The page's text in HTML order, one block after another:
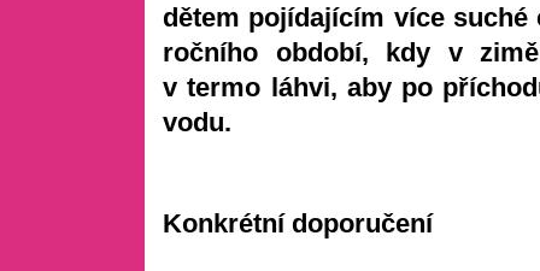
dětem pojídajícím více suché
ročního období, kdy v
v termo láhvi, aby po
vodu.
Konkrétní doporučení